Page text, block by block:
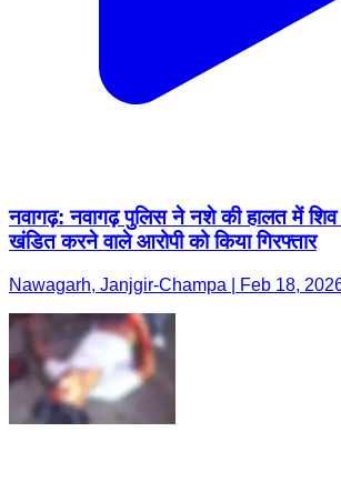
नवागढ़: नवागढ़ पुलिस ने नशे की हालत में शिव
खंडित करने वाले आरोपी को किया गिरफ्तार
Nawagarh, Janjgir-Champa | Feb 18,